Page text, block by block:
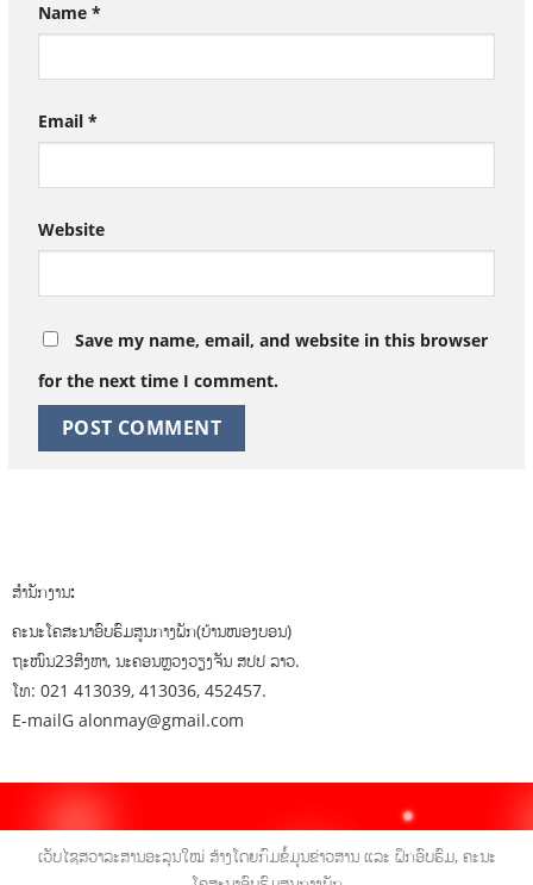
Name *
Email *
Website
Save my name, email, and website in this browser
for the next time I comment.
ສຳນັກງານ:
ຄະນະໂຄສະນາອົບຮົມສູນກາງພັກ(ບ້ານໜອງບອນ)
ຖະໜົນ23ສິງຫາ, ນະຄອນຫຼວງວຽງຈັນ ສປປ ລາວ.
ໂທ: 021 413039, 413036, 452457.
E-mailG alonmay@gmail.com
ເວັບໄຊສວາລະສານອະລຸນໃໝ່ ສ້າງໂດຍກົມຂໍ້ມູນຂ່າວສານ ແລະ ຝຶກອົບຮົມ, ຄະນະ